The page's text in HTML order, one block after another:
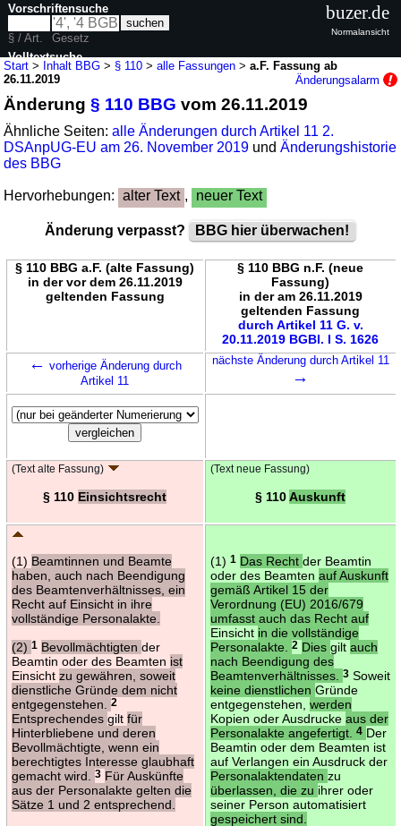
Start > Inhalt BBG > § 110 >alle Fassungen >a.F. Fassung ab
26.11.2019
Änderungsalarm
Änderung§ 110 BBG vom 26.11.2019
Ähnliche Seiten:alle Änderungen durch Artikel 11 2.
DSAnpUG-EU am 26. November 2019 undÄnderungshistorie
des BBG
Hervorhebungen: alter Text , neuer Text
Änderung verpasst? BBG hier überwachen!
§ 110 BBG a.F. (alte Fassung)
in der vor dem 26.11.2019
geltenden Fassung
§ 110 BBG n.F. (neue
Fassung)
in der am 26.11.2019
geltenden Fassung
durch Artikel 11 G. v.
20.11.2019 BGBl. I S. 1626
← vorherige Änderung durch
Artikel 11
nächste Änderung durch Artikel 11
→
(Text alte Fassung)
§ 110 Einsichtsrecht
(Text neue Fassung)
§ 110Auskunft
(1) Beamtinnen und Beamte
haben, auch nach Beendigung
des Beamtenverhältnisses, ein
Recht auf Einsicht in ihre
vollständige Personalakte.
(2) 1 Bevollmächtigten der
Beamtin oder des Beamten ist
Einsicht zu gewähren, soweit
dienstliche Gründe dem nicht
entgegenstehen.
2
Entsprechendes gilt für
Hinterbliebene und deren
Bevollmächtigte, wenn ein
berechtigtes Interesse glaubhaft
gemacht wird.
3 Für Auskünfte
aus der Personalakte gelten die
Sätze 1 und 2 entsprechend.
(1) 1 Das Recht der Beamtin
oder des Beamten auf Auskunft
gemäß Artikel 15 der
Verordnung (EU) 2016/679
umfasst auch das Recht auf
Einsicht in die vollständige
Personalakte.
2 Dies gilt auch
nach Beendigung des
Beamtenverhältnisses.
3Soweit
keine dienstlichen Gründe
entgegenstehen, werden
Kopien oder Ausdrucke aus der
Personalakte angefertigt.
4 Der
Beamtin oder dem Beamten ist
auf Verlangen ein Ausdruck der
Personalaktendaten zu
überlassen, die zu ihrer oder
seiner Person automatisiert
gespeichert sind.
Vorschriftensuche
§ / Art.
Gesetz
Volltextsuche
buzer.de
Normalansicht